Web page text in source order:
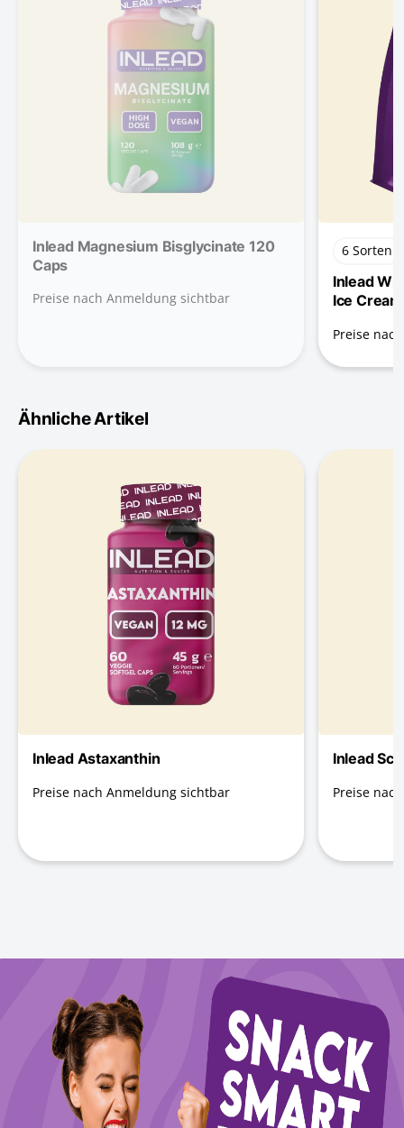
Inlead Magnesium Bisglycinate 120
Caps
Preise nach Anmeldung sichtbar
6 Sorten
Inlead
Ice Cream
Preise
Ähnliche Artikel
Inlead Astaxanthin
Preise nach Anmeldung sichtbar
Inlead
Preise